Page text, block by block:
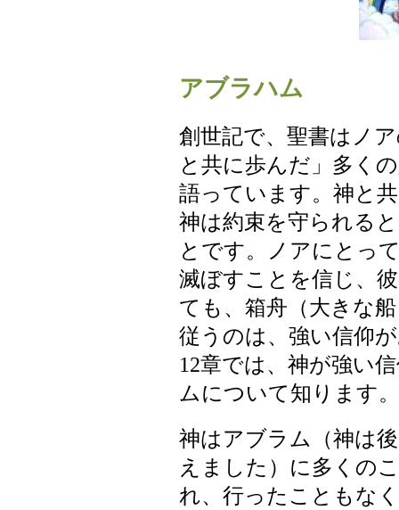
アブラハム
創世記で、聖書はノ
と共に歩んだ」多く
語っています。神と
神は約束を守られる
とです。ノアにとっ
滅ぼすことを信じ、
ても、箱舟（大きな
従うのは、強い信仰
12章では、神が強い
ムについて知ります。
神はアブラム（神は
えました）に多くの
れ、行ったこともな